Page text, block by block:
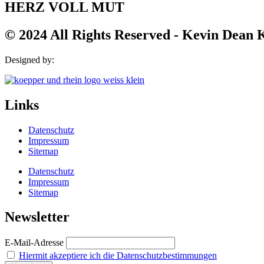
HERZ VOLL MUT
© 2024 All Rights Reserved - Kevin Dean
Designed by:
Links
Datenschutz
Impressum
Sitemap
Datenschutz
Impressum
Sitemap
Newsletter
E-Mail-Adresse
Hiermit akzeptiere ich die Datenschutzbestimmungen